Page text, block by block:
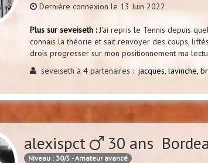
Dernière connexion le 13 Juin 2022
Plus sur seveiseth :J'ai repris le Tennis depuis
connais la théorie et sait renvoyer des coups,
drois progresser sur mon positionnement ma
seveiseth à 4 partenaires :jacques,lavinche,
alexispct 30 ans
Niveau : 30/5 - Amateur avancé